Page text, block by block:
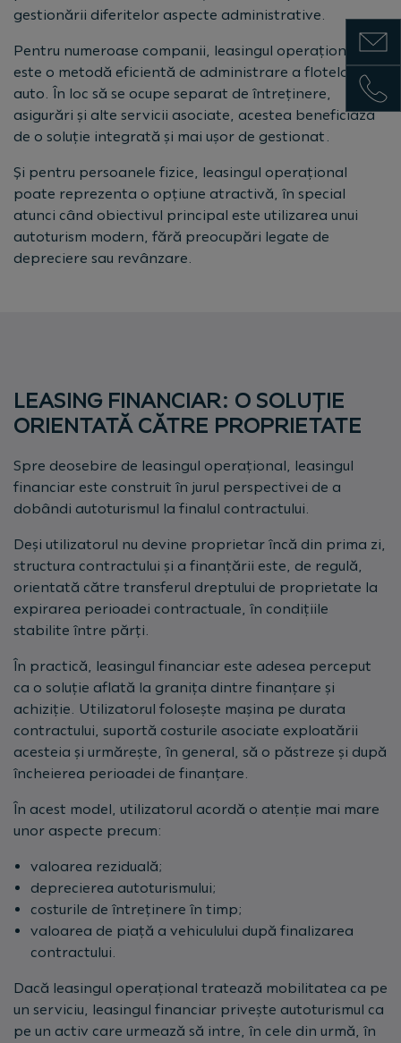
Show
Show
gestionării diferitelor aspecte administrative.
Pentru numeroase companii, leasingul operațional
este o metodă eficientă de administrare a flotelor
auto. În loc să se ocupe separat de întreținere,
asigurări și alte servicii asociate, acestea beneficiază
de o soluție integrată și mai ușor de gestionat.
Și pentru persoanele fizice, leasingul operațional
poate reprezenta o opțiune atractivă, în special
atunci când obiectivul principal este utilizarea unui
autoturism modern, fără preocupări legate de
depreciere sau revânzare.
LEASING FINANCIAR: O SOLUȚIE
ORIENTATĂ CĂTRE PROPRIETATE
Spre deosebire de leasingul operațional, leasingul
financiar este construit în jurul perspectivei de a
dobândi autoturismul la finalul contractului.
Deși utilizatorul nu devine proprietar încă din prima zi,
structura contractului și a finanțării este, de regulă,
orientată către transferul dreptului de proprietate la
expirarea perioadei contractuale, în condițiile
stabilite între părți.
În practică, leasingul financiar este adesea perceput
ca o soluție aflată la granița dintre finanțare și
achiziție. Utilizatorul folosește mașina pe durata
contractului, suportă costurile asociate exploatării
acesteia și urmărește, în general, să o păstreze și după
încheierea perioadei de finanțare.
În acest model, utilizatorul acordă o atenție mai mare
unor aspecte precum:
valoarea reziduală;
deprecierea autoturismului;
costurile de întreținere în timp;
valoarea de piață a vehiculului după finalizarea
contractului.
Dacă leasingul operațional tratează mobilitatea ca pe
un serviciu, leasingul financiar privește autoturismul ca
pe un activ care urmează să intre, în cele din urmă, în